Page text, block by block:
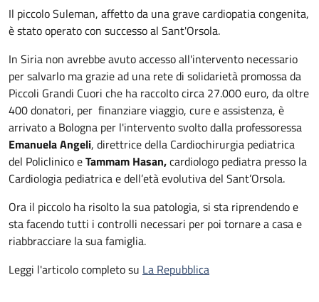
Il piccolo Suleman, affetto da una grave cardiopatia congenita,
è stato operato con successo al Sant'Orsola.
In Siria non avrebbe avuto accesso all'intervento necessario
per salvarlo ma grazie ad una rete di solidarietà promossa da
Piccoli Grandi Cuori che ha raccolto circa 27.000 euro, da oltre
400 donatori, per finanziare viaggio, cure e assistenza, è
arrivato a Bologna per l'intervento svolto dalla professoressa
Emanuela Angeli, direttrice della Cardiochirurgia pediatrica
del Policlinico eTammam Hasan,cardiologo pediatra presso la
Cardiologia pediatrica e dell’età evolutiva del Sant’Orsola.
Ora il piccolo ha risolto la sua patologia, si sta riprendendo e
sta facendo tutti i controlli necessari per poi tornare a casa e
riabbracciare la sua famiglia.
Leggi l'articolo completo su La Repubblica